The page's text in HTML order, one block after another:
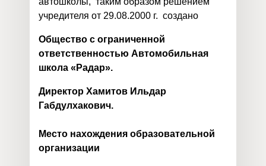
учредителя от 29.08.2000 г. создано
Общество с ограниченной
ответственностью Автомобильная
школа «Радар».
Директор Хамитов Ильдар
Габдулхакович.
Место нахождения образовательной
организации